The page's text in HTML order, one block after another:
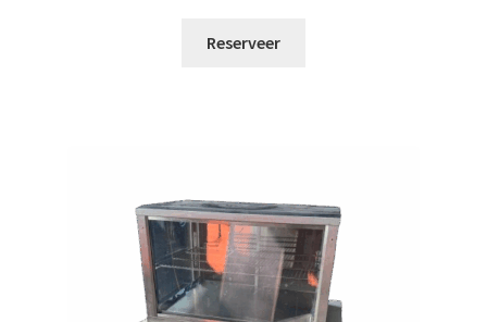
Reserveer